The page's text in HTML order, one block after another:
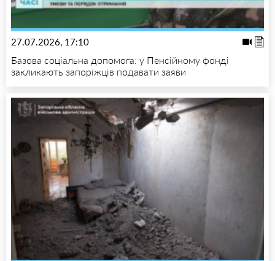
27.07.2026, 17:10
Базова соціальна допомога: у Пенсійному фонді
закликають запоріжців подавати заяви